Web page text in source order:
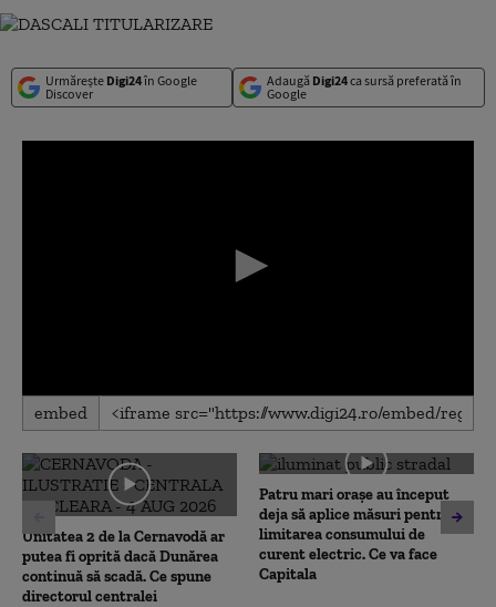
Urmărește Digi24în Google
Discover
Adaugă Digi24ca sursă preferată în
Google
0
seconds
0
seconds
embed
Unitatea 2 de la Cernavodă ar
putea fi oprită dacă Dunărea
continuă să scadă. Ce spune
directorul centralei
Patru mari orașe au început
deja să aplice măsuri pentru
limitarea consumului de
curent electric. Ce va face
Capitala